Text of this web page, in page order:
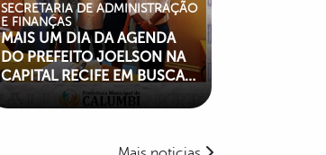
SECRETARIA DE ADMINISTRAÇÃO
E FINANÇAS
MAIS UM DIA DA AGENDA
DO PREFEITO JOELSON NA
CAPITAL RECIFE EM BUSCA
DE RECURSOS PARA O
NOSSO MUNICÍPIO